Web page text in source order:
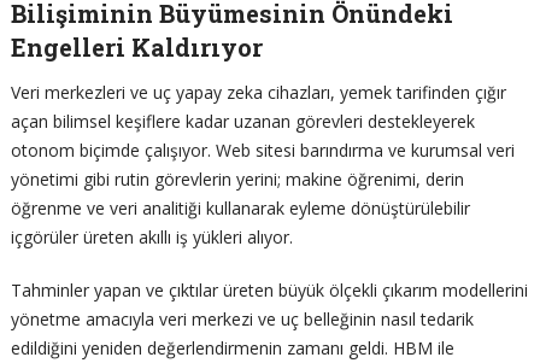
Bilişiminin Büyümesinin Önündeki
Engelleri Kaldırıyor
Veri merkezleri ve uç yapay zeka cihazları, yemek tarifinden çığır
açan bilimsel keşiflere kadar uzanan görevleri destekleyerek
otonom biçimde çalışıyor. Web sitesi barındırma ve kurumsal veri
yönetimi gibi rutin görevlerin yerini; makine öğrenimi, derin
öğrenme ve veri analitiği kullanarak eyleme dönüştürülebilir
içgörüler üreten akıllı iş yükleri alıyor.
Tahminler yapan ve çıktılar üreten büyük ölçekli çıkarım modellerini
yönetme amacıyla veri merkezi ve uç belleğinin nasıl tedarik
edildiğini yeniden değerlendirmenin zamanı geldi. HBM ile